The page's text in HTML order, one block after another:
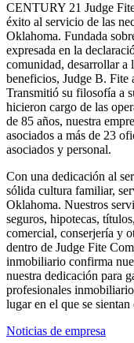
CENTURY 21 Judge
éxito al servicio de las
Oklahoma. Fundada
expresada en la
comunidad, desarrollar a
beneficios, Judge B. Fite
Transmitió su filosofía a
hicieron cargo de las
de 85 años, nuestra
asociados a más de 23
asociados y personal.
Con una dedicación al
sólida cultura familiar,
Oklahoma. Nuestros
seguros, hipotecas,
comercial, conserjería y
dentro de Judge Fite
inmobiliario confirma
nuestra dedicación para
profesionales
lugar en el que se sientan
Noticias de empresa